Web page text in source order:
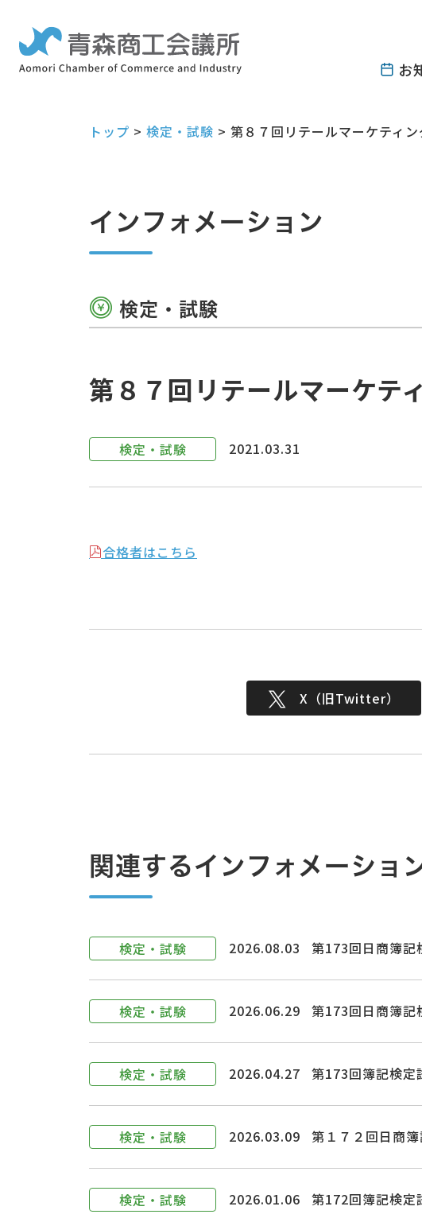
お
トップ > 検定・試験 > 第８７回リテールマーケティ
インフォメーション
検定・試験
第８７回リテールマーケテ
検定・試験 2021.03.31
合格者はこちら
X（旧Twitter）
関連するインフォメーショ
検定・試験 2026.08.03 第173回日商簿記
検定・試験 2026.06.29 第173回日商簿記
検定・試験 2026.04.27 第173回簿記検定
検定・試験 2026.03.09 第１７２回日商簿
検定・試験 2026.01.06 第172回簿記検定